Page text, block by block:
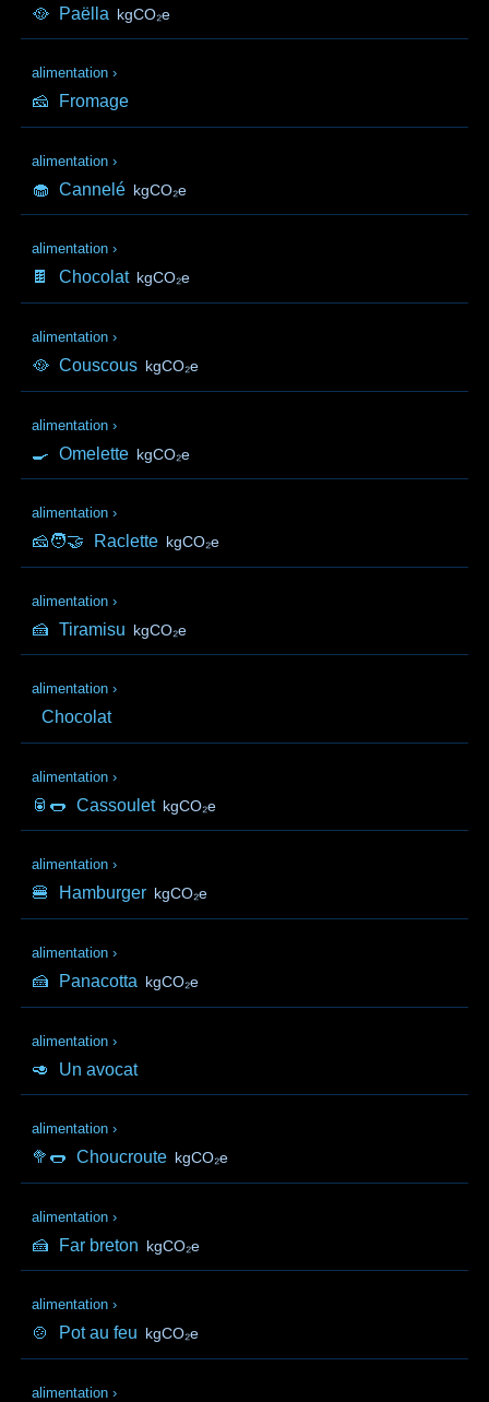
🥘 Paëlla kgCO₂e
alimentation ›
🧀 Fromage
alimentation ›
🧁 Cannelé kgCO₂e
alimentation ›
🍫 Chocolat kgCO₂e
alimentation ›
🥘 Couscous kgCO₂e
alimentation ›
🍳 Omelette kgCO₂e
alimentation ›
🧀🧑‍🤝‍ Raclette kgCO₂e
alimentation ›
🍰 Tiramisu kgCO₂e
alimentation ›
Chocolat
alimentation ›
🥫🌭 Cassoulet kgCO₂e
alimentation ›
🍔 Hamburger kgCO₂e
alimentation ›
🍰 Panacotta kgCO₂e
alimentation ›
🥑 Un avocat
alimentation ›
🥦🌭 Choucroute kgCO₂e
alimentation ›
🍰 Far breton kgCO₂e
alimentation ›
🍲 Pot au feu kgCO₂e
alimentation ›